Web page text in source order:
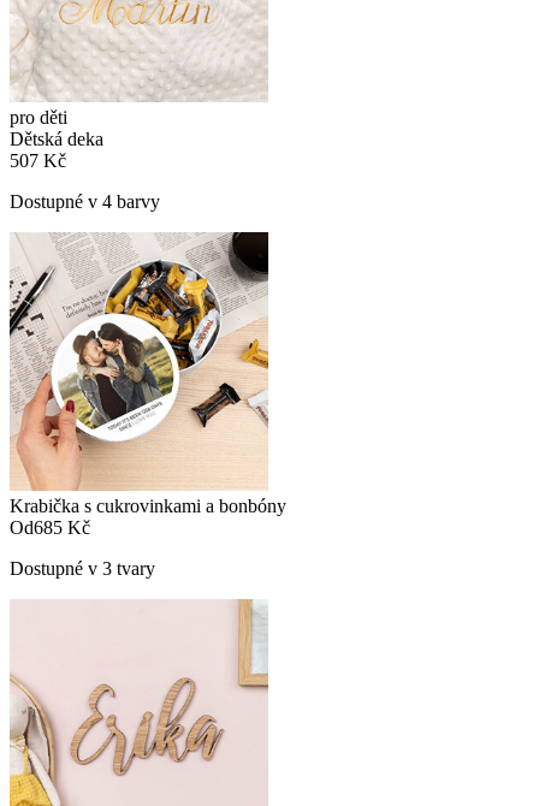
pro děti
Dětská deka
507 Kč
Dostupné v 4 barvy
Krabička s cukrovinkami a bonbóny
Od685 Kč
Dostupné v 3 tvary